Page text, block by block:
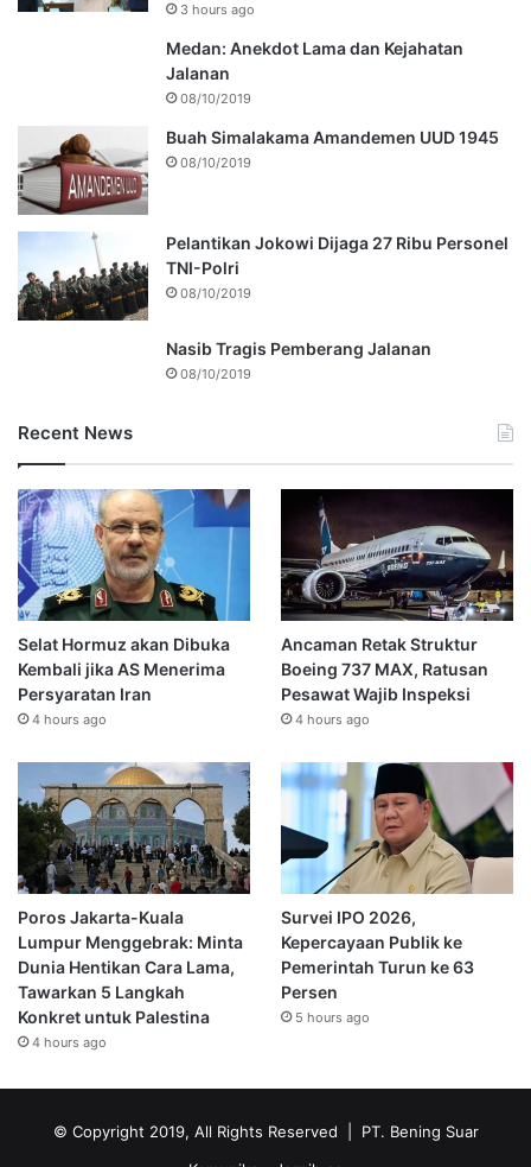
3 hours ago
Medan: Anekdot Lama dan Kejahatan
Jalanan
08/10/2019
Buah Simalakama Amandemen UUD 1945
08/10/2019
Pelantikan Jokowi Dijaga 27 Ribu Personel
TNI-Polri
08/10/2019
Nasib Tragis Pemberang Jalanan
08/10/2019
Recent News
Selat Hormuz akan Dibuka
Kembali jika AS Menerima
Persyaratan Iran
4 hours ago
Ancaman Retak Struktur
Boeing 737 MAX, Ratusan
Pesawat Wajib Inspeksi
4 hours ago
Poros Jakarta-Kuala
Lumpur Menggebrak: Minta
Dunia Hentikan Cara Lama,
Tawarkan 5 Langkah
Konkret untuk Palestina
4 hours ago
Survei IPO 2026,
Kepercayaan Publik ke
Pemerintah Turun ke 63
Persen
5 hours ago
© Copyright 2019, All Rights Reserved | PT. Bening Suar